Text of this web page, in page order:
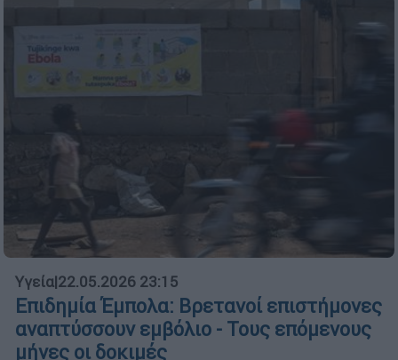
Υγεία|22.05.2026 23:15
Επιδημία Έμπολα: Βρετανοί επιστήμονες
αναπτύσσουν εμβόλιο - Τους επόμενους
μήνες οι δοκιμές